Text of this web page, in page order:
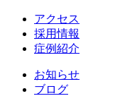
アクセス
採用情報
症例紹介
お知らせ
ブログ